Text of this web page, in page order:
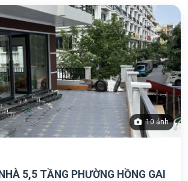
10 ảnh
5,5 TẦNG PHƯỜNG HỒNG GAI